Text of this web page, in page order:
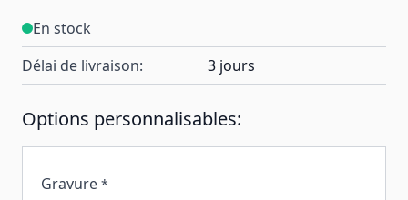
En stock
Délai de livraison:
3 jours
Options personnalisables:
Gravure *